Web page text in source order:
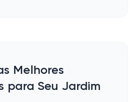
Melhores
para Seu Jardim